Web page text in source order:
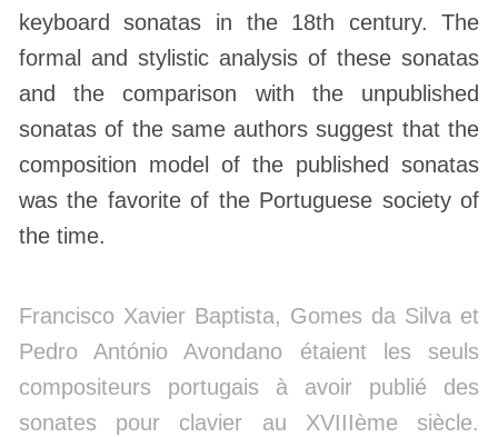
keyboard sonatas in the 18th century. The
formal and stylistic analysis of these sonatas
and the comparison with the unpublished
sonatas of the same authors suggest that the
composition model of the published sonatas
was the favorite of the Portuguese society of
the time.
Francisco Xavier Baptista, Gomes da Silva et
Pedro António Avondano étaient les seuls
compositeurs portugais à avoir publié des
sonates pour clavier au XVIIIème siècle.